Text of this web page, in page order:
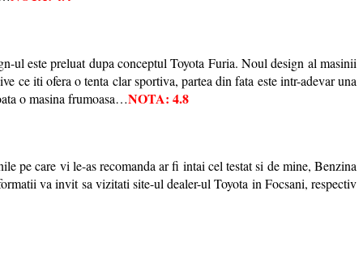
este preluat dupa conceptul Toyota Furia. Noul design al masinii
ce iti ofera o tenta clar sportiva, partea din fata este intr-adevar una
o masina frumoasa…NOTA: 4.8
care vi le-as recomanda ar fi intai cel testat si de mine, Benzina
va invit sa vizitati site-ul dealer-ul Toyota in Focsani, respectiv